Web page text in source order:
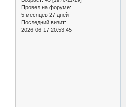
Провел на форуме:
5 месяцев 27 дней
Последний визит:
2026-06-17 20:53:45